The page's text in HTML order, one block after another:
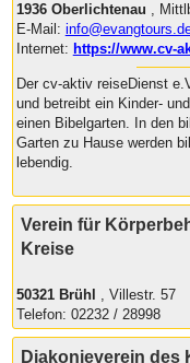
1936 Oberlichtenau ,
E-Mail:
Internet: https://www.cv-
Der cv-aktiv reiseDienst
und betreibt ein Kinder-
einen Bibelgarten. In den
Garten zu Hause werden
lebendig.
Verein für
Kreise
50321 Brühl , Villestr. 57
Telefon: 02232 / 28998
Diakonieverein des